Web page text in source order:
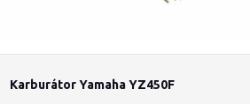
Karburátor Yamaha YZ450F